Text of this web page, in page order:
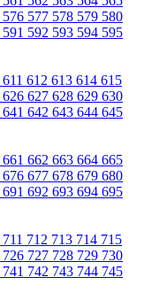
576 577 578 579 580
591 592 593 594 595
611 612 613 614 615
626 627 628 629 630
641 642 643 644 645
661 662 663 664 665
676 677 678 679 680
691 692 693 694 695
711 712 713 714 715
726 727 728 729 730
741 742 743 744 745